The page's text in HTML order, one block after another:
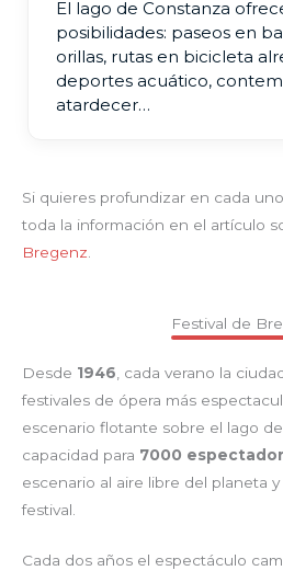
El lago de Constanza
posibilidades: paseos en
orillas, rutas en bicicleta
deportes acuático,
atardecer…
Si quieres profundizar en cada
toda la información en el artículo
Bregenz
Festival de
Desde 1946 , cada verano la
festivales de ópera más
escenario flotante sobre el lago
capacidad para 7000
escenario al aire libre del planeta
festival.
Cada dos años el espectáculo